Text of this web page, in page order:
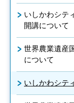
いしかわシテ
開講について
世界農業遺産
について
いしかわシテ